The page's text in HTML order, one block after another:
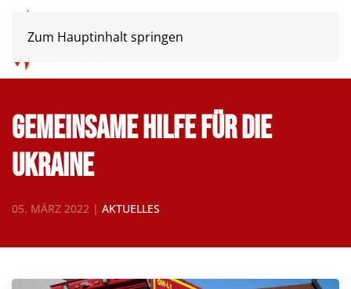
Zum Hauptinhalt springen
Gemeinsame Hilfe für die
Ukraine
05. MÄRZ 2022 | AKTUELLES